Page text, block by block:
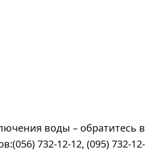
воды – обратитесь в
(056) 732-12-12, (095) 732-12-